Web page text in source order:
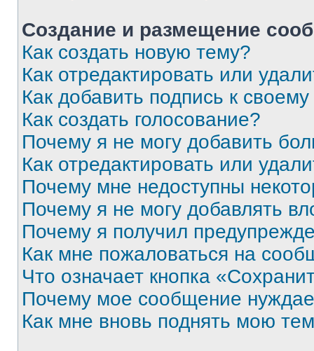
Создание и размещение
Как создать новую тему?
Как отредактировать или
Как добавить подпись к
Как создать голосование?
Почему я не могу добавить
Как отредактировать или
Почему мне недоступны
Почему я не могу добавлять
Почему я получил
Как мне пожаловаться на
Что означает кнопка
Почему мое сообщение
Как мне вновь поднять мою